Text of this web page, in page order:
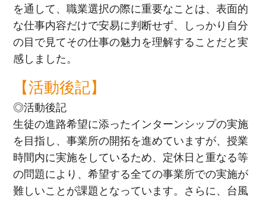
を通して、職業選択の際に重要なことは、表面的
な仕事内容だけで安易に判断せず、しっかり自分
の目で見てその仕事の魅力を理解することだと実
感しました。
【活動後記】
◎活動後記
生徒の進路希望に添ったインターンシップの実施
を目指し、事業所の開拓を進めていますが、授業
時間内に実施をしているため、定休日と重なる等
の問題により、希望する全ての事業所での実施が
難しいことが課題となっています。さらに、台風